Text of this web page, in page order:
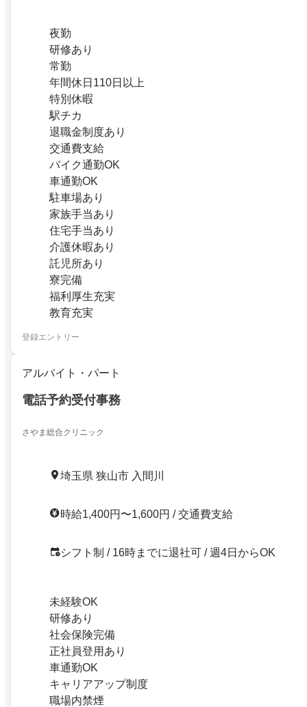
夜勤
研修あり
常勤
年間休日110日以上
特別休暇
駅チカ
退職金制度あり
交通費支給
バイク通勤OK
車通勤OK
駐車場あり
家族手当あり
住宅手当あり
介護休暇あり
託児所あり
寮完備
福利厚生充実
教育充実
登録エントリー
アルバイト・パート
電話予約受付事務
さやま総合クリニック
埼玉県 狭山市 入間川
時給1,400円〜1,600円 / 交通費支給
シフト制 / 16時までに退社可 / 週4日からOK
未経験OK
研修あり
社会保険完備
正社員登用あり
車通勤OK
キャリアアップ制度
職場内禁煙